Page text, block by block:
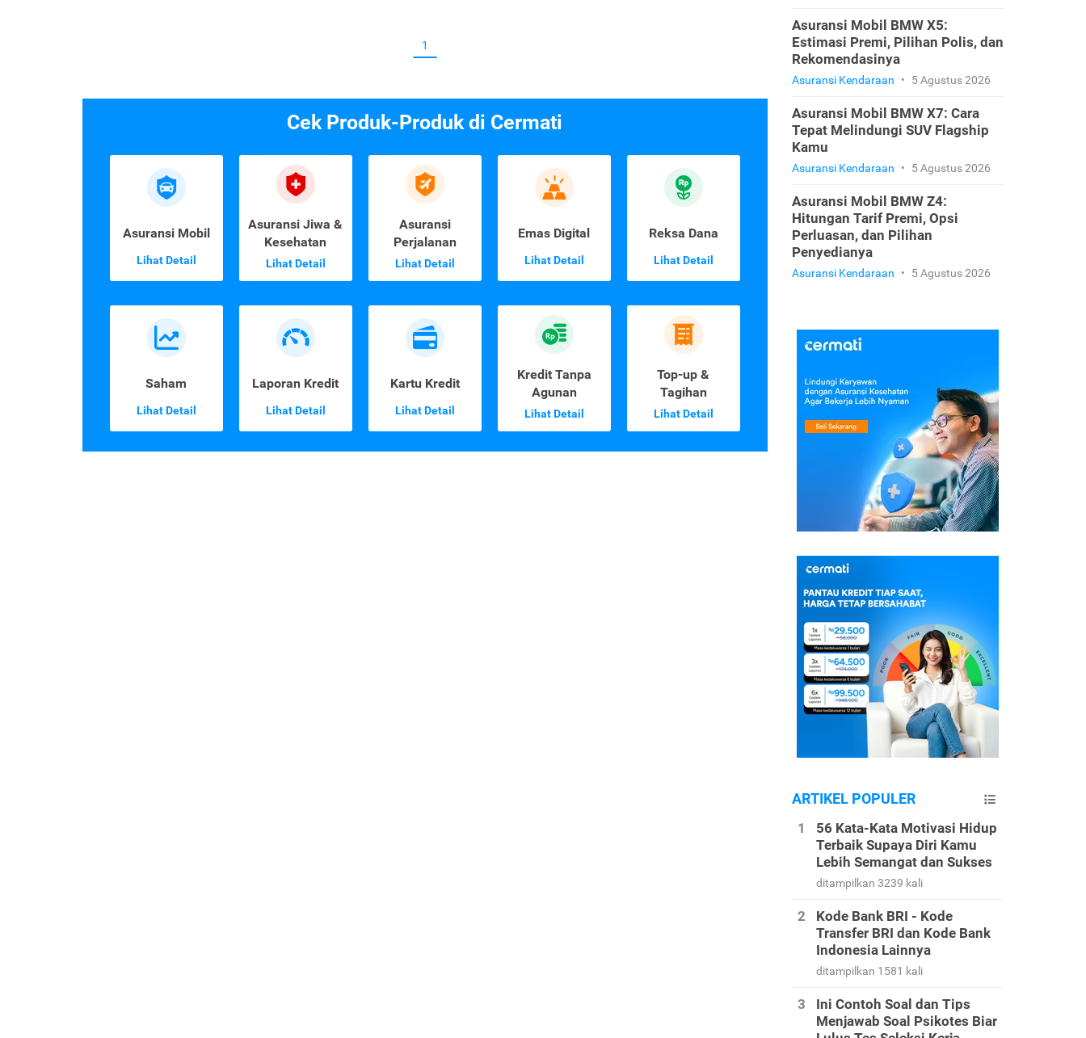
1
Cek Produk-Produk di Cermati
Asuransi Mobil
Lihat Detail
Asuransi Jiwa &
Kesehatan
Lihat Detail
Asuransi
Perjalanan
Lihat Detail
Emas Digital
Lihat Detail
Reksa Dana
Lihat Detail
Saham
Lihat Detail
Laporan Kredit
Lihat Detail
Kartu Kredit
Lihat Detail
Kredit Tanpa
Agunan
Lihat Detail
Top-up &
Tagihan
Lihat Detail
Asuransi Mobil BMW X5:
Estimasi Premi, Pilihan Polis, dan
Rekomendasinya
Asuransi Kendaraan • 5 Agustus 2026
Asuransi Mobil BMW X7: Cara
Tepat Melindungi SUV Flagship
Kamu
Asuransi Kendaraan • 5 Agustus 2026
Asuransi Mobil BMW Z4:
Hitungan Tarif Premi, Opsi
Perluasan, dan Pilihan
Penyedianya
Asuransi Kendaraan • 5 Agustus 2026
ARTIKEL POPULER
56 Kata-Kata Motivasi Hidup
Terbaik Supaya Diri Kamu
Lebih Semangat dan Sukses
ditampilkan 3239 kali
Kode Bank BRI - Kode
Transfer BRI dan Kode Bank
Indonesia Lainnya
ditampilkan 1581 kali
Ini Contoh Soal dan Tips
Menjawab Soal Psikotes Biar